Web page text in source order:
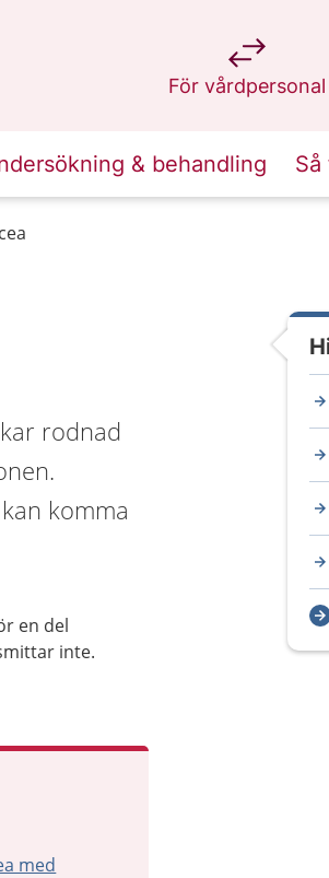
För vårdpersonal
på 1177.se
& behandling
rodnad
komma
en del
inte.
med